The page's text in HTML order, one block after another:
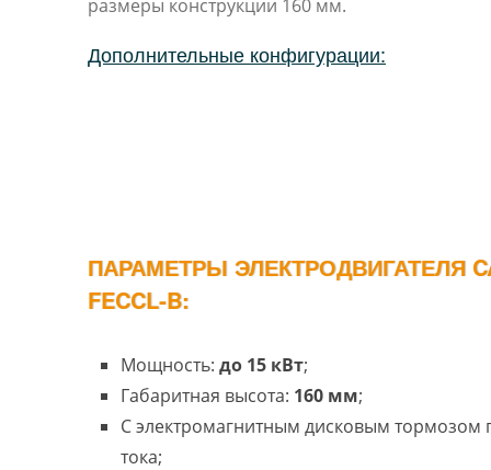
размеры конструкции 160 мм.
Дополнительные конфигурации:
ПАРАМЕТРЫ ЭЛЕКТРОДВИГАТЕЛЯ
FECCL-B:
Мощность: до 15 кВт;
Габаритная высота: 160 мм;
С электромагнитным дисковым тормозом
тока;